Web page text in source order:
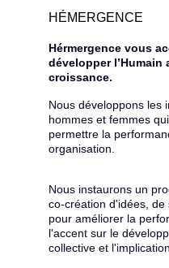
HÉMERGENCE
Hérmergence vous
développer l’Humain
croissance.
Nous développons les
hommes et femmes
permettre la
organisation.
Nous instaurons un
co-création d'idées, de
pour améliorer la
l'accent sur le
collective et